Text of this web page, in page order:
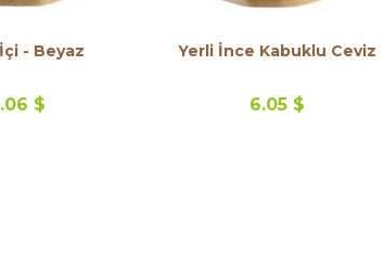
- Beyaz
$
Yerli İnce Kabuklu Ceviz
6.05 $